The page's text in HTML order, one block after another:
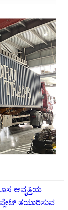
ಆವೃತ್ತಿಯ
ತಯಾರಿಸುವ